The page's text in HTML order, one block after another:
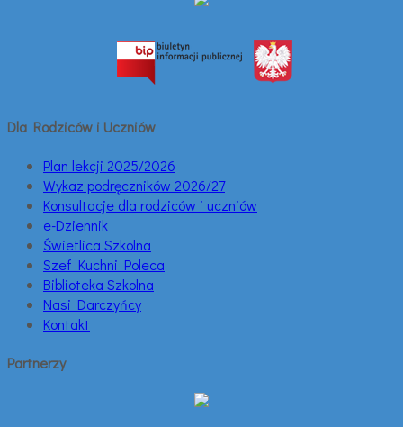
Dla Rodziców i Uczniów
Plan lekcji 2025/2026
Wykaz podręczników 2026/27
Konsultacje dla rodziców i uczniów
e-Dziennik
Świetlica Szkolna
Szef Kuchni Poleca
Biblioteka Szkolna
Nasi Darczyńcy
Kontakt
Partnerzy